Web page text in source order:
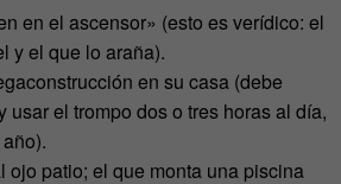
en el ascensor» (esto es verídico: el
y el que lo araña).
en su casa (debe
usar el trompo dos o tres horas al día,
ojo patio; el que monta una piscina